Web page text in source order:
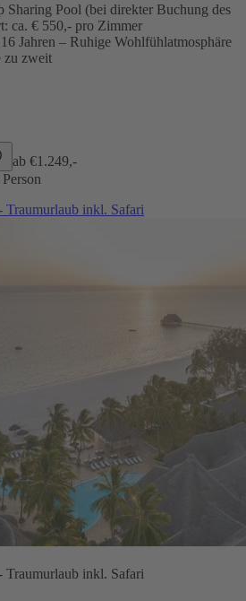
Pool (bei direkter Buchung des
ca. € 550,- pro Zimmer
Jahren – Ruhige Wohlfühlatmosphäre
zu zweit
ab €1.249,-
Traumurlaub inkl. Safari
Traumurlaub inkl. Safari